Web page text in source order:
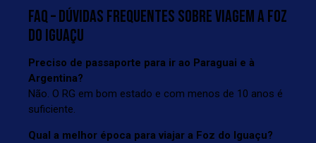
FAQ – DÚVIDAS FREQUENTES SOBRE VIAGEM A FOZ
DO IGUAÇU
Preciso de passaporte para ir ao Paraguai e à
Argentina?
Não. O RG em bom estado e com menos de 10 anos é
suficiente.
Qual a melhor época para viajar a Foz do Iguaçu?